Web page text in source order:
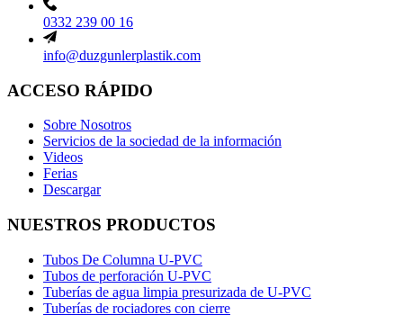
0332 239 00 16
info@duzgunlerplastik.com
ACCESO RÁPIDO
Sobre Nosotros
Servicios de la sociedad de la información
Videos
Ferias
Descargar
NUESTROS PRODUCTOS
Tubos De Columna U-PVC
Tubos de perforación U-PVC
Tuberías de agua limpia presurizada de U-PVC
Tuberías de rociadores con cierre